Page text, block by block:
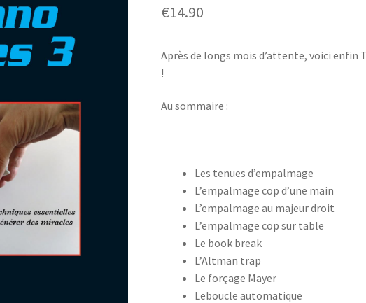
€14.90
Après de longs mois d’attente, voici enfin
!
Au sommaire :
Les tenues d’empalmage
L’empalmage cop d’une main
L’empalmage au majeur droit
L’empalmage cop sur table
Le book break
L’Altman trap
Le forçage Mayer
Leboucle automatique